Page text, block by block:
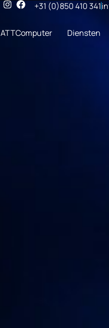
+31 (0)850 410 341
ATTComputer Diensten